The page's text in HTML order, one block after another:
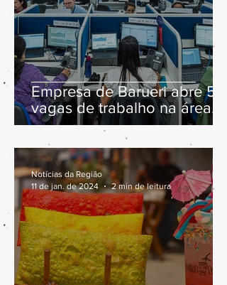
Empresa de Barueri abre 57
vagas de trabalho na área
de atendimento
Notícias da Região
11 de jan. de 2024
2 min de leitura